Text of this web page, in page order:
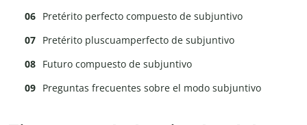
Pretérito perfecto compuesto de subjuntivo
Pretérito pluscuamperfecto de subjuntivo
Futuro compuesto de subjuntivo
Preguntas frecuentes sobre el modo subjuntivo